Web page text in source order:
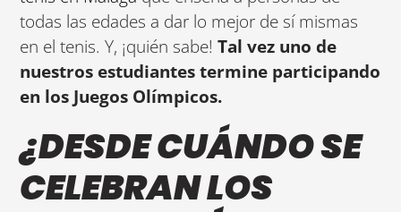
todas las edades a dar lo mejor de sí mismas
en el tenis. Y, ¡quién sabe!Tal vez uno de
nuestros estudiantes termine participando
en los Juegos Olímpicos.
¿DESDE CUÁNDO SE
CELEBRAN LOS